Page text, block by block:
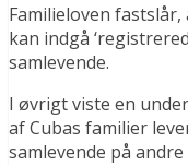
Familieloven
kan indgå
samlevende.
I øvrigt viste en
af Cubas familier
samlevende på andre